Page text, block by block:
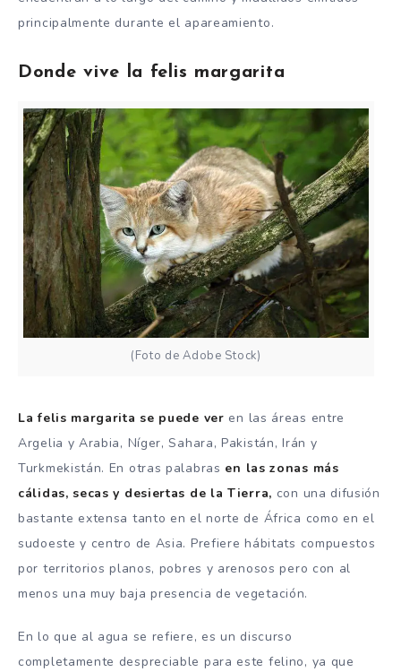
principalmente durante el apareamiento.
Donde vive la felis margarita
(Foto de Adobe Stock)
La felis margarita se puede ver en las áreas entre
Argelia y Arabia, Níger, Sahara, Pakistán, Irán y
Turkmekistán. En otras palabras en las zonas más
cálidas, secas y desiertas de la Tierra, con una difusión
bastante extensa tanto en el norte de África como en el
sudoeste y centro de Asia. Prefiere hábitats compuestos
por territorios planos, pobres y arenosos pero con al
menos una muy baja presencia de vegetación.
En lo que al agua se refiere, es un discurso
completamente despreciable para este felino, ya que